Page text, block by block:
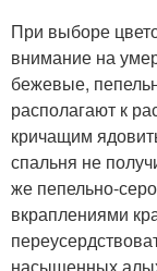
При выборе
внимание на
бежевые,
располагают к
кричащим
спальня не
же пепельно-
вкраплениями
насыщенных